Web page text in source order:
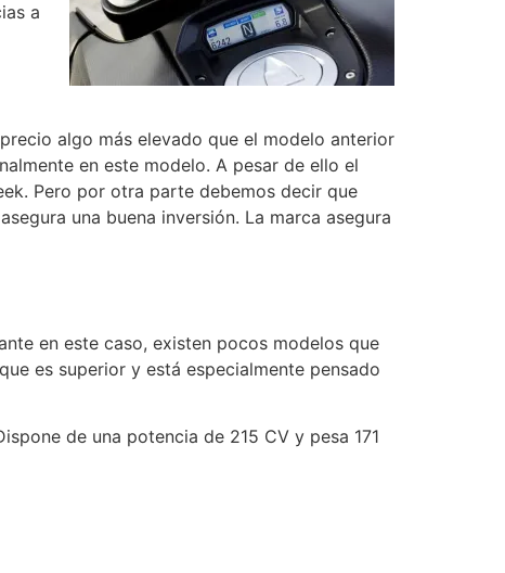
a
algo más elevado que el modelo anterior
en este modelo. A pesar de ello el
Pero por otra parte debemos decir que
una buena inversión. La marca asegura
en este caso, existen pocos modelos que
es superior y está especialmente pensado
de una potencia de 215 CV y pesa 171